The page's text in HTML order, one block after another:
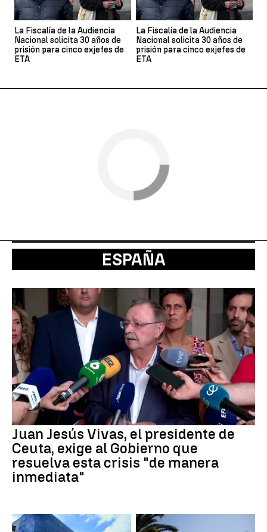
La Fiscalía de la Audiencia
Nacional solicita 30 años de
prisión para cinco exjefes de
ETA
La Fiscalía de la Audiencia
Nacional solicita 30 años de
prisión para cinco exjefes de
ETA
ESPAÑA
Juan Jesús Vivas, el presidente de
Ceuta, exige al Gobierno que
resuelva esta crisis "de manera
inmediata"